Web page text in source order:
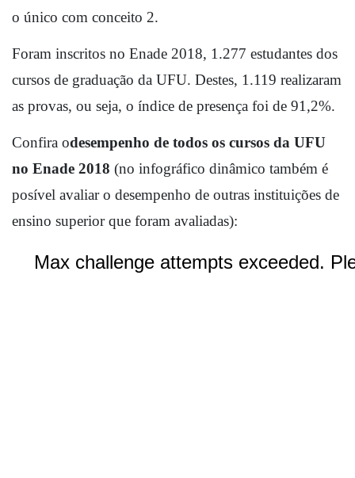
o único com conceito 2.
Foram inscritos no Enade 2018, 1.277 estudantes dos
cursos de graduação da UFU. Destes, 1.119 realizaram
as provas, ou seja, o índice de presença foi de 91,2%.
Confira odesempenho de todos os cursos da UFU
no Enade 2018 (no infográfico dinâmico também é
posível avaliar o desempenho de outras instituições de
ensino superior que foram avaliadas):